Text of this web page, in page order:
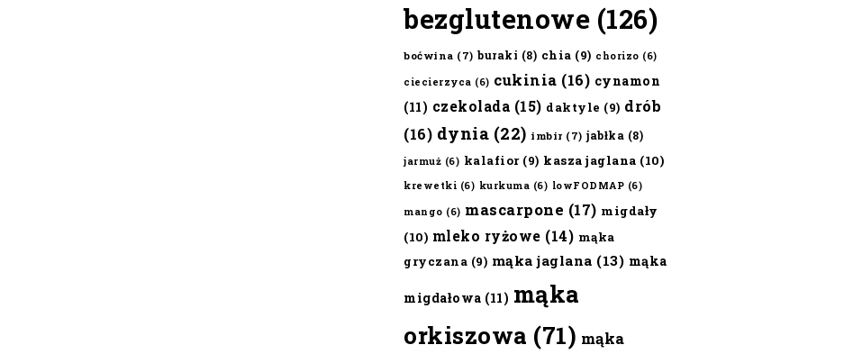
bezglutenowe (126)
boćwina (7) buraki (8) chia (9) chorizo (6)
ciecierzyca (6) cukinia (16) cynamon
(11) czekolada (15) daktyle (9) drób
(16) dynia (22) imbir (7) jabłka (8)
jarmuż (6) kalafior(9) kasza jaglana (10)
krewetki (6) kurkuma (6) lowFODMAP (6)
mango (6) mascarpone (17) migdały
(10) mleko ryżowe (14) mąka
gryczana (9) mąka jaglana (13) mąka
migdałowa (11) mąka
orkiszowa (71) mąka